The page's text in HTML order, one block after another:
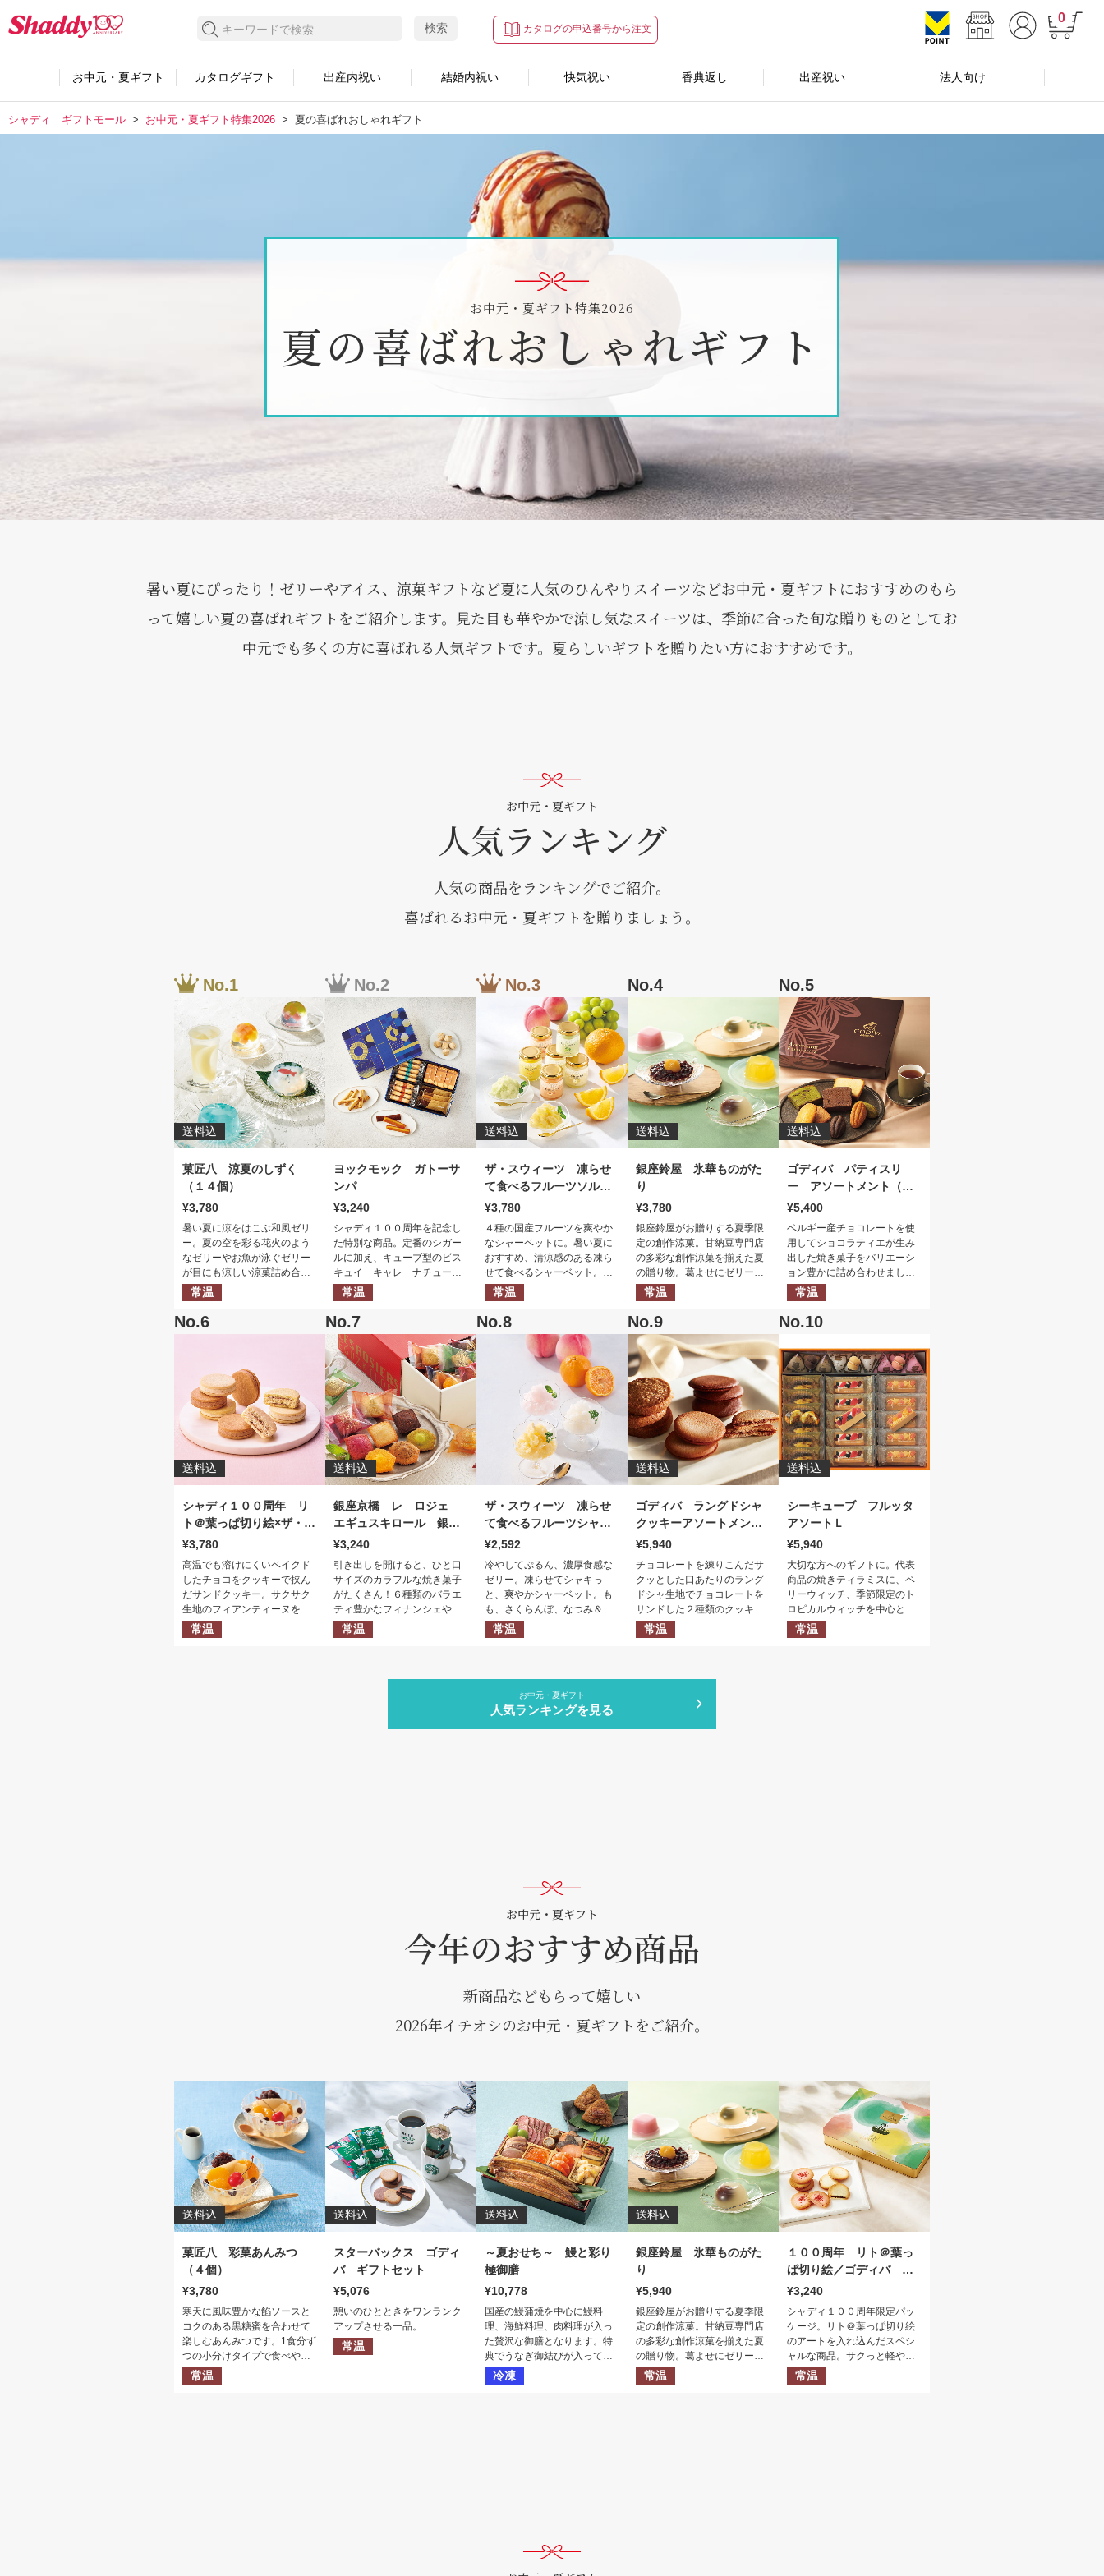
0
カタログの申込番号から注文
検索する 検索
お中元・夏ギフト カタログギフト 出産内祝い 結婚内祝い 快気祝い 香典返し 出産祝い 法人向け
シャディ ギフトモール お中元・夏ギフト特集2026 夏の喜ばれおしゃれギフト
お中元・夏ギフト特集2026
夏の喜ばれおしゃれギフト
暑い夏にぴったり！ゼリーやアイス、涼菓ギフトなど夏に人気のひんやりスイーツなどお中元・夏ギフトにおすすめのもら
って嬉しい夏の喜ばれギフトをご紹介します。見た目も華やかで涼し気なスイーツは、季節に合った旬な贈りものとしてお
中元でも多くの方に喜ばれる人気ギフトです。夏らしいギフトを贈りたい方におすすめです。
お中元・夏ギフト
人気ランキング
人気の商品をランキングでご紹介。
喜ばれるお中元・夏ギフトを贈りましょう。
送料込
菓匠八 涼夏のしずく
（１４個）
3,780
暑い夏に涼をはこぶ和風ゼリ
ー。夏の空を彩る花火のよう
なゼリーやお魚が泳ぐゼリー
が目にも涼しい涼菓詰め合わ
せ。常温
ヨックモック ガトーサ
ンパ
3,240
シャディ１００周年を記念し
た特別な商品。定番のシガー
ルに加え、キューブ型のビス
キュイ キャレ ナチュール
とフィナンシェ ランゴ・ド
ールを加えたバラエティに富
んだスペシャルなギフトセッ
トです。
常温
送料込
ザ・スウィーツ 凍らせ
て食べるフルーツソルベ
（８個）
3,780
４種の国産フルーツを爽やか
なシャーベットに。暑い夏に
おすすめ、清涼感のある凍ら
せて食べるシャーベット。常
温で保管できます。凍らせて
お召し上がりください。
常温
送料込
銀座鈴屋 氷華ものがた
り
3,780
銀座鈴屋がお贈りする夏季限
定の創作涼菓。甘納豆専門店
の多彩な創作涼菓を揃えた夏
の贈り物。葛よせにゼリーや
水羊羹といった味わい豊かな
セット。夏にぴったりの清涼
感溢れるギフトです。
常温
送料込
ゴディバ パティスリ
ー アソートメント（２
１個）
5,400
ベルギー産チョコレートを使
用してショコラティエが生み
出した焼き菓子をバリエーシ
ョン豊かに詰め合わせまし
た。「フールセック」「カカ
オフィナンシェ」「ケーク」
の３種をお楽しみください。
常温
送料込
シャディ１００周年 リ
ト＠葉っぱ切り絵×ザ・ス
ウィーツ ベイクドチョ
コサンド（１５個）
3,780
高温でも溶けにくいベイクド
したチョコをクッキーで挟ん
だサンドクッキー。サクサク
生地のフィアンティーヌをチ
ョコの中に入れることで食感
にアクセントを加えていま
常温
送料込
銀座京橋 レ ロジェ
エギュスキロール 銀座
プチガトー
3,240
引き出しを開けると、ひと口
サイズのカラフルな焼き菓子
がたくさん！６種類のバラエ
ティ豊かなフィナンシェやマ
ドレーヌの詰合せです。華や
かなギフトボックスに仕上げ
常温
ザ・スウィーツ 凍らせ
て食べるフルーツシャー
ベットゼリー（８個）
2,592
冷やしてぷるん、濃厚食感な
ゼリー。凍らせてシャキっ
と、爽やかシャーベット。も
も、さくらんぼ、なつみ＆ぽ
んかんの国産果汁で作ったシ
ャーベットゼリー。冷やす、
常温
送料込
ゴディバ ラングドシャ
クッキーアソートメント
（５２枚）
5,940
チョコレートを練りこんだサ
クッとした口あたりのラング
ドシャ生地でチョコレートを
サンドした２種類のクッキー
とサブレのアソートメント。
常温
送料込
シーキューブ フルッタ
アソートＬ
5,940
大切な方へのギフトに。代表
商品の焼きティラミスに、ベ
リーウィッチ、季節限定のト
ロピカルウィッチを中心とし
たアソートです。
常温
お中元・夏ギフト
人気ランキングを見る
お中元・夏ギフト
今年のおすすめ商品
新商品などもらって嬉しい
2026年イチオシのお中元・夏ギフトをご紹介。
送料込
菓匠八 彩菓あんみつ
（４個）
3,780
寒天に風味豊かな餡ソースと
コクのある黒糖蜜を合わせて
楽しむあんみつです。1食分ず
つの小分けタイプで食べやす
く、上品な甘さと和の味わい
を手軽に楽しめる和スイーツ
常温
送料込
スターバックス ゴディ
バ ギフトセット
5,076
憩いのひとときをワンランク
アップさせる一品。
常温
送料込
～夏おせち～ 鰻と彩り
極御膳
10,778
国産の鰻蒲焼を中心に鰻料
理、海鮮料理、肉料理が入っ
た贅沢な御膳となります。特
典でうなぎ御結びが入ってい
て、食べて大満足。丑の日や
ハレの日にお勧めです。商品
ンソース仕立てとこだわりの
料理を盛り込み、メインに九
冷凍
送料込
銀座鈴屋 氷華ものがた
り
5,940
銀座鈴屋がお贈りする夏季限
定の創作涼菓。甘納豆専門店
の多彩な創作涼菓を揃えた夏
の贈り物。葛よせにゼリーや
水羊羹といった味わい豊かな
セット。夏にぴったりの清涼
常温
１００周年 リト＠葉っ
ぱ切り絵／ゴディバ ラ
ングドシャクッキーアソ
ートメント缶入
3,240
シャディ１００周年限定パッ
ケージ。リト＠葉っぱ切り絵
のアートを入れ込んだスペシ
ャルな商品。サクっと軽やか
な２種のラングドシャ生地
に、異なる味わいのチョコレ
常温